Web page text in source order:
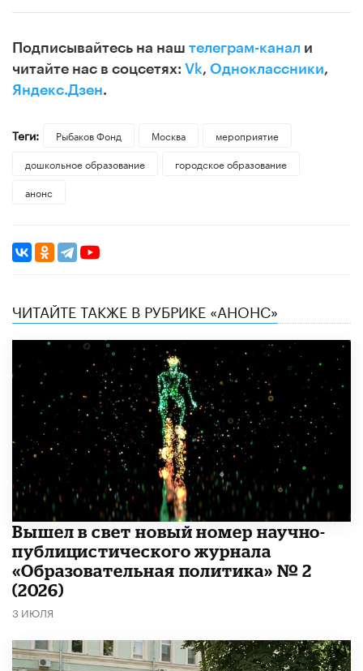
Подписывайтесь на наш телеграм-канал и
читайте нас в соцсетях: Vk, Одноклассники,
Яндекс.Дзен.
Теги: Рыбаков Фонд Москва
мероприятие
дошкольное образование
городское образование
анонс
ЧИТАЙТЕ ТАКЖЕ В РУБРИКЕ «АНОНС»
Вышел в свет новый номер научно-
публицистического журнала
«Образовательная политика» № 2
(2026)
3 ИЮЛЯ